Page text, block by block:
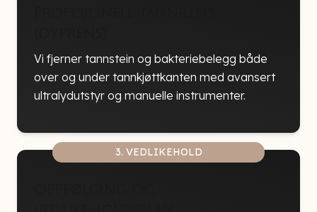
Vi fjerner tannstein og bakteriebelegg både
over og under tannkjøttkanten med avansert
ultralydutstyr og manuelle instrumenter.
3. VEDLIKEHOLD